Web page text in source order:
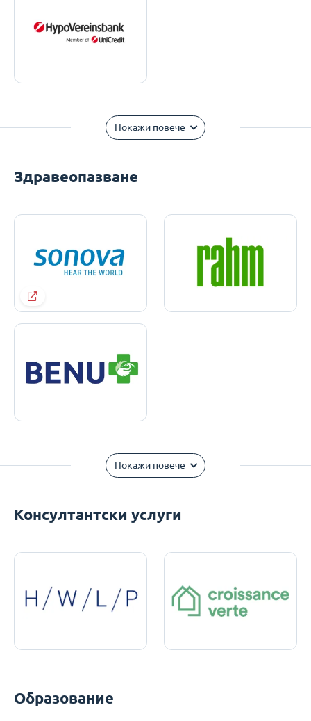
Покажи повече
Здравеопазване
Покажи повече
Консултантски услуги
Образование